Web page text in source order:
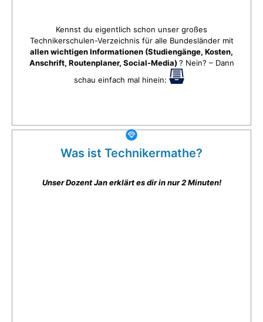
Kennst du eigentlich schon unser großes
Technikerschulen-Verzeichnis für alle Bundesländer mit
allen wichtigen Informationen (Studiengänge, Kosten,
Anschrift, Routenplaner, Social-Media) ? Nein? – Dann
schau einfach mal hinein:
Was ist Technikermathe?
Unser Dozent Jan erklärt es dir in nur 2 Minuten!